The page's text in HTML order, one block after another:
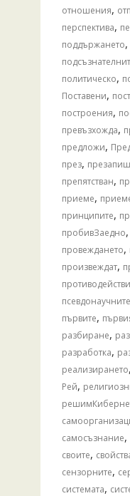
отношения,
перспектива,
поддържането,
политическо,
Поставени,
построения,
превъзхожда,
предложи,
през,
препятстван,
приеме,
принципите,
пробивЗаедно,
провеждането,
произвеждат,
псевдонаучните
първите,
разбиране,
разработка,
реализирането,
Рей,
самосъзнание,
своите,
сензорните,
системата,